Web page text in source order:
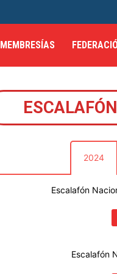
MEMBRESÍAS
2024
Escalafón
Escalafón